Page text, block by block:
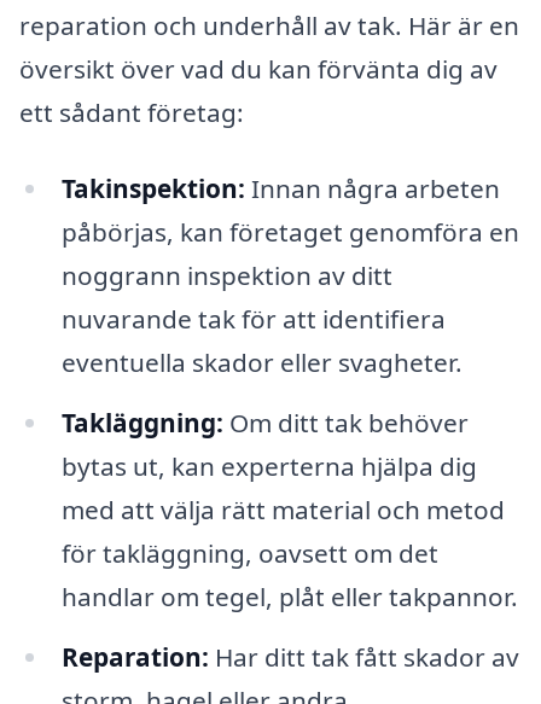
reparation och underhåll av tak. Här är en
översikt över vad du kan förvänta dig av
ett sådant företag:
Takinspektion: Innan några arbeten
påbörjas, kan företaget genomföra en
noggrann inspektion av ditt
nuvarande tak för att identifiera
eventuella skador eller svagheter.
Takläggning: Om ditt tak behöver
bytas ut, kan experterna hjälpa dig
med att välja rätt material och metod
för takläggning, oavsett om det
handlar om tegel, plåt eller takpannor.
Reparation: Har ditt tak fått skador av